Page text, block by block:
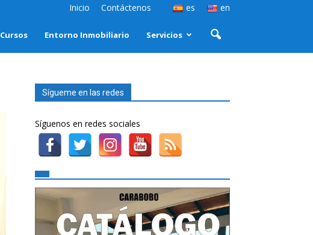
Inicio Contáctenos es en
Cursos Entorno Inmobiliario Servicios
Sígueme en las redes
Síguenos en redes sociales